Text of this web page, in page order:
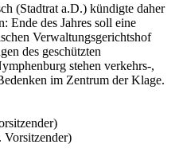
(Stadtrat a.D.) kündigte daher
Ende des Jahres soll eine
Verwaltungsgerichtshof
des geschützten
stehen verkehrs-,
im Zentrum der Klage.
Vorsitzender)